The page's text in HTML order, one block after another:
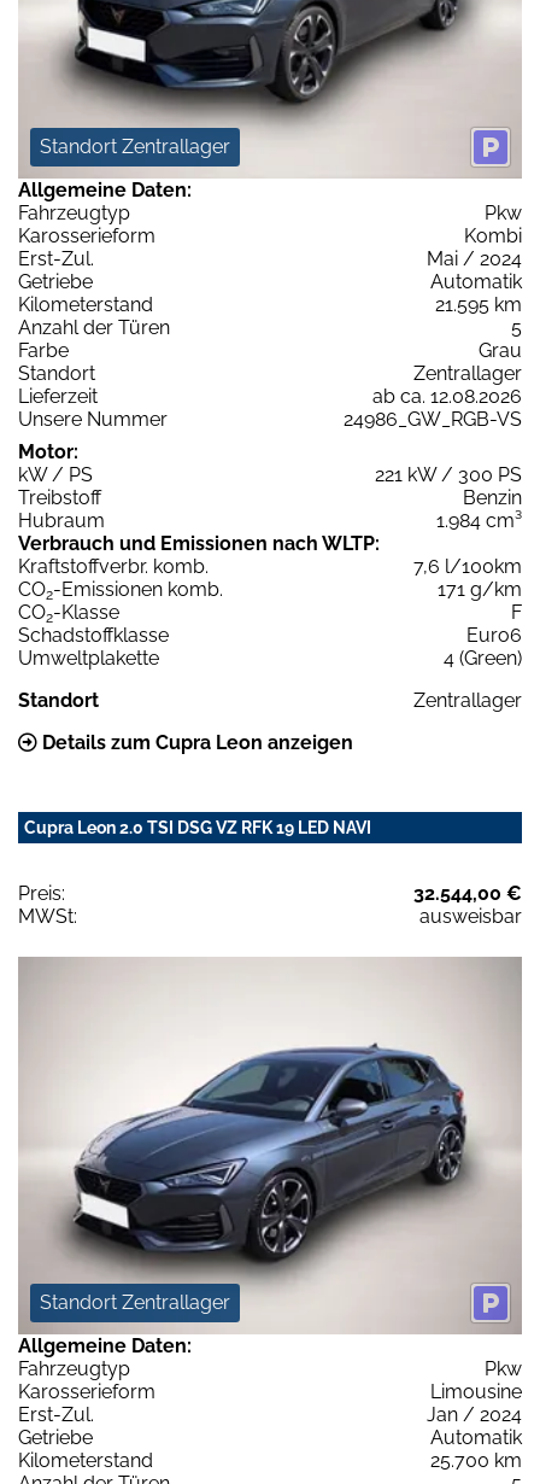
Standort Zentrallager
Allgemeine Daten:
Fahrzeugtyp
Pkw
Karosserieform
Kombi
Erst-Zul.
Mai / 2024
Getriebe
Automatik
Kilometerstand
21.595 km
Anzahl der Türen
5
Farbe
Grau
Standort
Zentrallager
Lieferzeit
ab ca. 12.08.2026
Unsere Nummer
24986_GW_RGB-VS
Motor:
kW / PS
221 kW / 300 PS
Treibstoff
Benzin
Hubraum
1.984 cm³
Verbrauch und Emissionen nach WLTP:
Kraftstoffverbr. komb.
7,6 l/100km
CO2-Emissionen komb.
171 g/km
CO2-Klasse
F
Schadstoffklasse
Euro6
Umweltplakette
4 (Green)
Standort
Zentrallager
Details zum Cupra Leon anzeigen
Cupra Leon 2.0 TSI DSG VZ RFK 19 LED NAVI
Preis:
32.544,00 €
MWSt:
ausweisbar
Standort Zentrallager
Allgemeine Daten:
Fahrzeugtyp
Pkw
Karosserieform
Limousine
Erst-Zul.
Jan / 2024
Getriebe
Automatik
Kilometerstand
25.700 km